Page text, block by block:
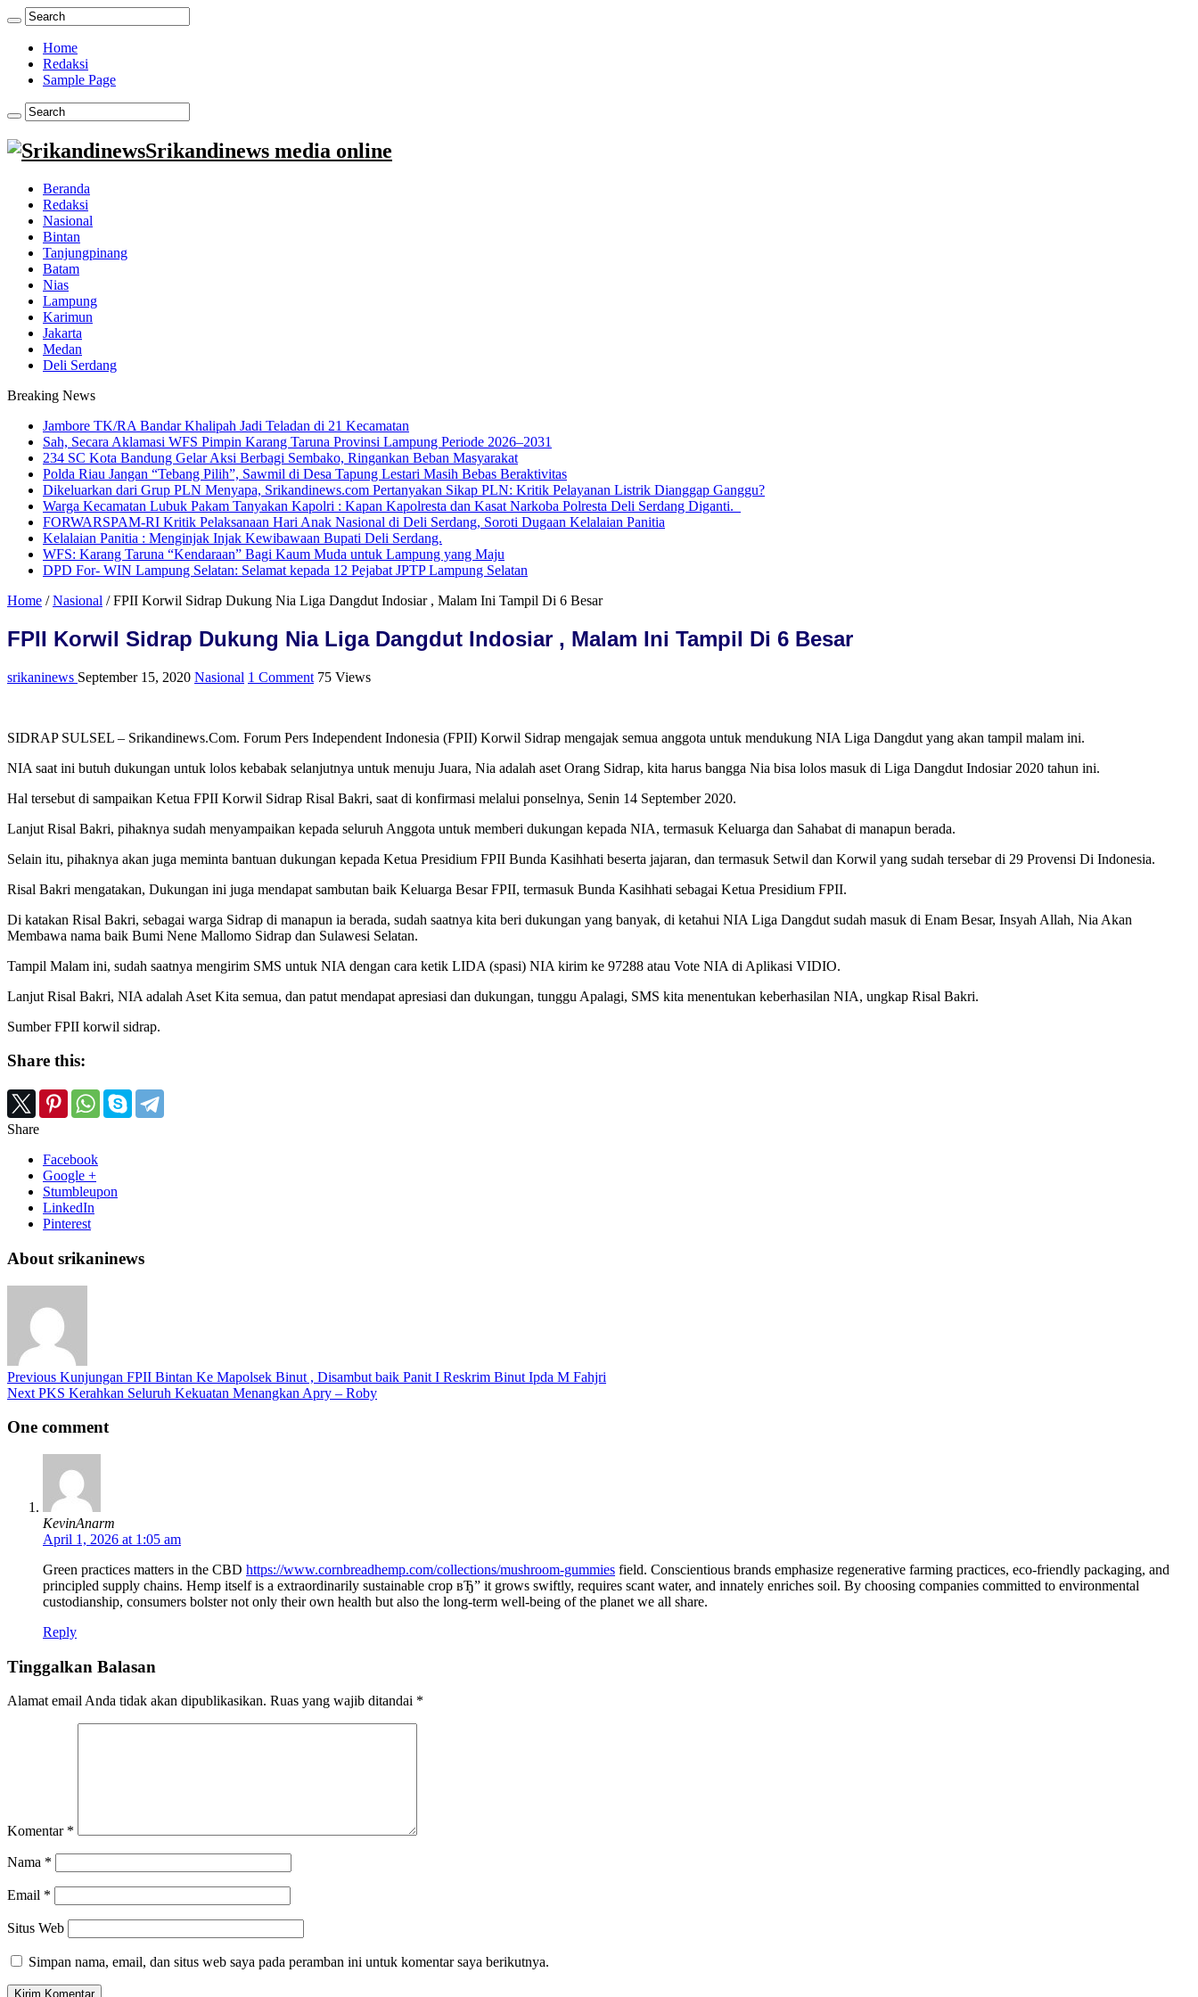
Home
Redaksi
Sample Page
Srikandinews media online
Beranda
Redaksi
Nasional
Bintan
Tanjungpinang
Batam
Nias
Lampung
Karimun
Jakarta
Medan
Deli Serdang
Breaking News
Jambore TK/RA Bandar Khalipah Jadi Teladan di 21 Kecamatan
Sah, Secara Aklamasi WFS Pimpin Karang Taruna Provinsi Lampung Periode 2026–2031
234 SC Kota Bandung Gelar Aksi Berbagi Sembako, Ringankan Beban Masyarakat
Polda Riau Jangan “Tebang Pilih”, Sawmil di Desa Tapung Lestari Masih Bebas Beraktivitas
Dikeluarkan dari Grup PLN Menyapa, Srikandinews.com Pertanyakan Sikap PLN: Kritik Pelayanan Listrik Dianggap Ganggu?
Warga Kecamatan Lubuk Pakam Tanyakan Kapolri : Kapan Kapolresta dan Kasat Narkoba Polresta Deli Serdang Diganti.
FORWARSPAM-RI Kritik Pelaksanaan Hari Anak Nasional di Deli Serdang, Soroti Dugaan Kelalaian Panitia
Kelalaian Panitia : Menginjak Injak Kewibawaan Bupati Deli Serdang.
WFS: Karang Taruna “Kendaraan” Bagi Kaum Muda untuk Lampung yang Maju
DPD For- WIN Lampung Selatan: Selamat kepada 12 Pejabat JPTP Lampung Selatan
Home / Nasional / FPII Korwil Sidrap Dukung Nia Liga Dangdut Indosiar , Malam Ini Tampil Di 6 Besar
FPII Korwil Sidrap Dukung Nia Liga Dangdut Indosiar , Malam Ini Tampil Di 6 Besar
srikaninews September 15, 2020 Nasional 1 Comment 75 Views
SIDRAP SULSEL – Srikandinews.Com. Forum Pers Independent Indonesia (FPII) Korwil Sidrap mengajak semua anggota untuk mendukung NIA Liga Dangdut yang akan tampil malam ini.
NIA saat ini butuh dukungan untuk lolos kebabak selanjutnya untuk menuju Juara, Nia adalah aset Orang Sidrap, kita harus bangga Nia bisa lolos masuk di Liga Dangdut Indosiar 2020 tahun ini.
Hal tersebut di sampaikan Ketua FPII Korwil Sidrap Risal Bakri, saat di konfirmasi melalui ponselnya, Senin 14 September 2020.
Lanjut Risal Bakri, pihaknya sudah menyampaikan kepada seluruh Anggota untuk memberi dukungan kepada NIA, termasuk Keluarga dan Sahabat di manapun berada.
Selain itu, pihaknya akan juga meminta bantuan dukungan kepada Ketua Presidium FPII Bunda Kasihhati beserta jajaran, dan termasuk Setwil dan Korwil yang sudah tersebar di 29 Provensi Di Indonesia.
Risal Bakri mengatakan, Dukungan ini juga mendapat sambutan baik Keluarga Besar FPII, termasuk Bunda Kasihhati sebagai Ketua Presidium FPII.
Di katakan Risal Bakri, sebagai warga Sidrap di manapun ia berada, sudah saatnya kita beri dukungan yang banyak, di ketahui NIA Liga Dangdut sudah masuk di Enam Besar, Insyah Allah, Nia Akan
Membawa nama baik Bumi Nene Mallomo Sidrap dan Sulawesi Selatan.
Tampil Malam ini, sudah saatnya mengirim SMS untuk NIA dengan cara ketik LIDA (spasi) NIA kirim ke 97288 atau Vote NIA di Aplikasi VIDIO.
Lanjut Risal Bakri, NIA adalah Aset Kita semua, dan patut mendapat apresiasi dan dukungan, tunggu Apalagi, SMS kita menentukan keberhasilan NIA, ungkap Risal Bakri.
Sumber FPII korwil sidrap.
Share this:
Share
Facebook
Google +
Stumbleupon
LinkedIn
Pinterest
About srikaninews
Previous Kunjungan FPII Bintan Ke Mapolsek Binut , Disambut baik Panit I Reskrim Binut Ipda M Fahjri
Next PKS Kerahkan Seluruh Kekuatan Menangkan Apry – Roby
One comment
KevinAnarm
April 1, 2026 at 1:05 am
Green practices matters in the CBD https://www.cornbreadhemp.com/collections/mushroom-gummies field. Conscientious brands emphasize regenerative farming practices, eco-friendly packaging, and
principled supply chains. Hemp itself is a extraordinarily sustainable crop вЂ” it grows swiftly, requires scant water, and innately enriches soil. By choosing companies committed to environmental
custodianship, consumers bolster not only their own health but also the long-term well-being of the planet we all share.
Reply
Tinggalkan Balasan
Alamat email Anda tidak akan dipublikasikan. Ruas yang wajib ditandai *
Komentar *
Nama *
Email *
Situs Web
Simpan nama, email, dan situs web saya pada peramban ini untuk komentar saya berikutnya.